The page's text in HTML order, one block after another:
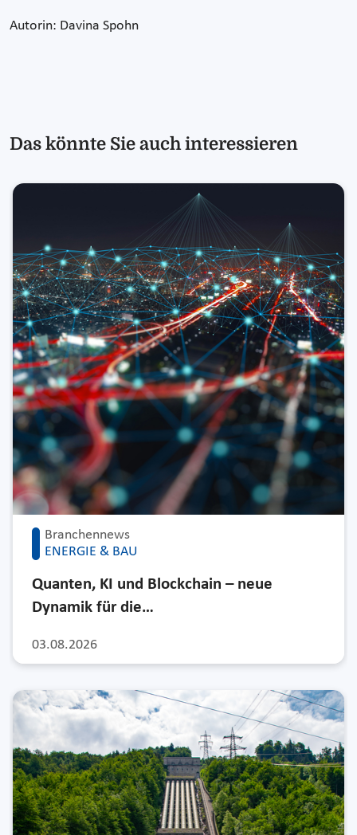
Autorin: Davina Spohn
Das könnte Sie auch interessieren
Branchennews
ENERGIE & BAU
03.08.2026
Quanten, KI und Blockchain – neue
Dynamik für die…